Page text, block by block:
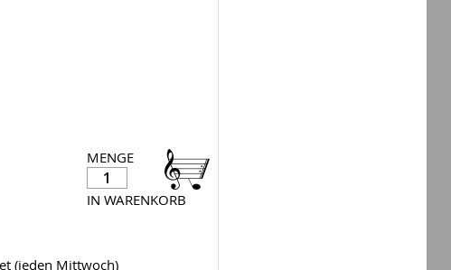
MENGE
IN WARENKORB
(jeden Mittwoch)